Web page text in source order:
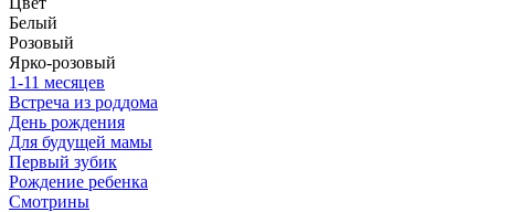
Белый
Розовый
Ярко-розовый
1-11 месяцев
Встреча из роддома
День рождения
Для будущей мамы
Первый зубик
Рождение ребенка
Смотрины